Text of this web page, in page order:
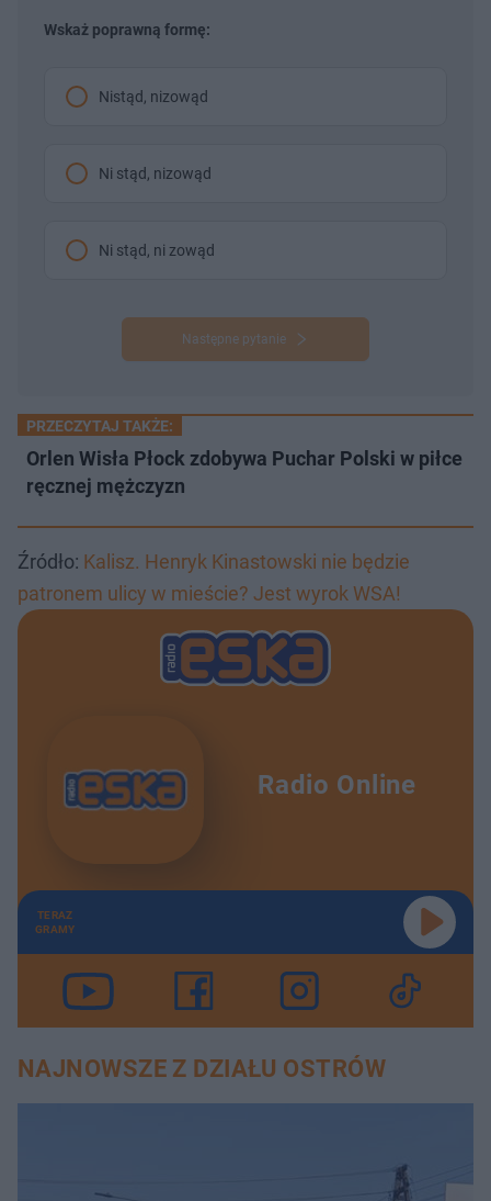
Wskaż poprawną formę:
Nistąd, nizowąd
Ni stąd, nizowąd
Ni stąd, ni zowąd
Następne pytanie
PRZECZYTAJ TAKŻE:
Orlen Wisła Płock zdobywa Puchar Polski w piłce
ręcznej mężczyzn
Źródło: Kalisz. Henryk Kinastowski nie będzie
patronem ulicy w mieście? Jest wyrok WSA!
Radio Online
TERAZ
GRAMY
NAJNOWSZE Z DZIAŁU OSTRÓW